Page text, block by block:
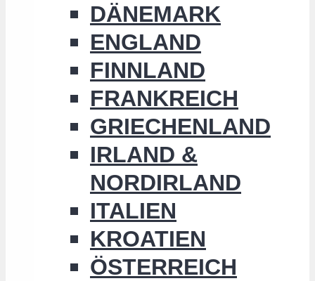
DÄNEMARK
ENGLAND
FINNLAND
FRANKREICH
GRIECHENLAND
IRLAND &
NORDIRLAND
ITALIEN
KROATIEN
ÖSTERREICH